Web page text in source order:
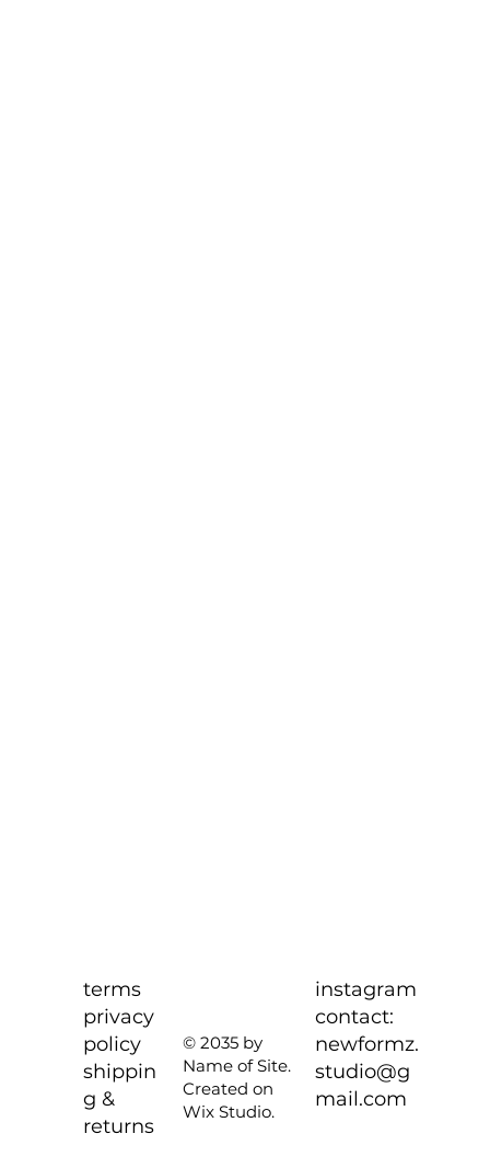
terms
privacy
policy
shippin
g &
returns
instagram
contact:
newformz.
studio@g
mail.com
© 2035 by
Name of Site.
Created on
Wix Studio.